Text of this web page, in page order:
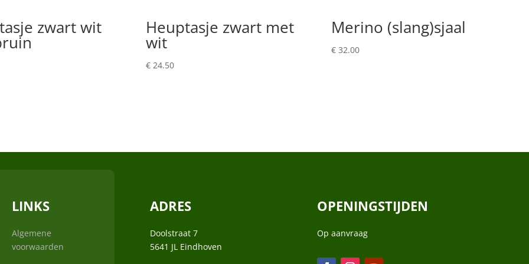
zwart wit Heuptasje zwart met
wit
€24.50
Merino (slang)sjaal
€32.00
LINKS
Algemene
voorwaarden
ADRES
Doolstraat 7
5641 JL Eindhoven
OPENINGSTIJDEN
Op aanvraag